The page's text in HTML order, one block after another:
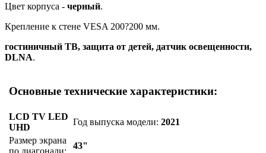
Цвет корпуса - черный.
Крепление к стене VESA 200?200 мм.
гостиничный ТВ, защита от детей, датчик освещенности,
DLNA.
Основные технические характеристики:
LCD TV LED
UHD
Год выпуска модели:2021
Размер экрана
по диагонали:
43"